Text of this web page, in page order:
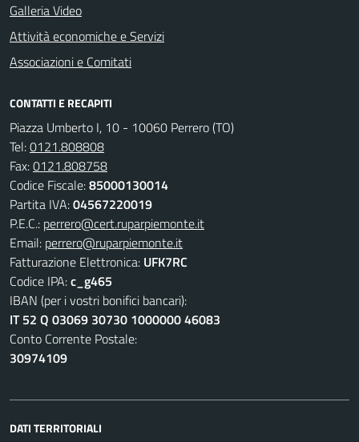
Galleria Video
Attività economiche e Servizi
Associazioni e Comitati
CONTATTI E RECAPITI
Piazza Umberto I, 10 - 10060 Perrero (TO)
Tel:0121.808808
Fax:0121.808758
Codice Fiscale:85000130014
Partita IVA:04567220019
P.E.C.: perrero@cert.ruparpiemonte.it
Email: perrero@ruparpiemonte.it
Fatturazione Elettronica: UFK7RC
Codice IPA:c_g465
IBAN (per i vostri bonifici bancari):
IT 52 Q 03069 30730 1000000 46083
Conto Corrente Postale:
30974109
DATI TERRITORIALI